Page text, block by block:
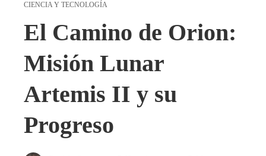
CIENCIA Y TECNOLOGÍA
El Camino de Orion:
Misión Lunar
Artemis II y su
Progreso